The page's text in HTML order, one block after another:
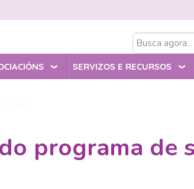
SERVIZOS E RECURSOS
programa de